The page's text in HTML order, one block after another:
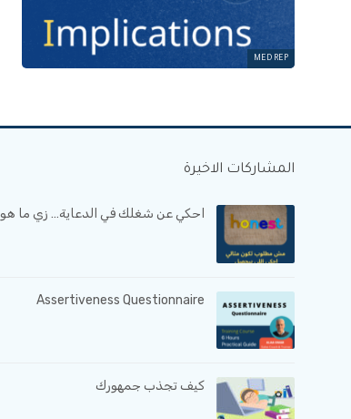
MED REP
المشاركات الاخيرة
احكي عن شغلك في الدعاية… زي ما هو
Assertiveness Questionnaire
كيف تجذب جمهورك